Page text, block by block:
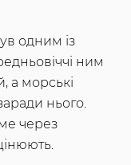
одним із
ним
а морські
нього.
через